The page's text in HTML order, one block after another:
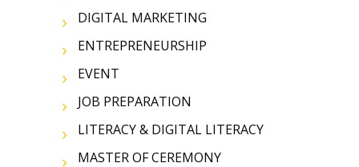
DIGITAL MARKETING
ENTREPRENEURSHIP
EVENT
JOB PREPARATION
LITERACY & DIGITAL LITERACY
MASTER OF CEREMONY